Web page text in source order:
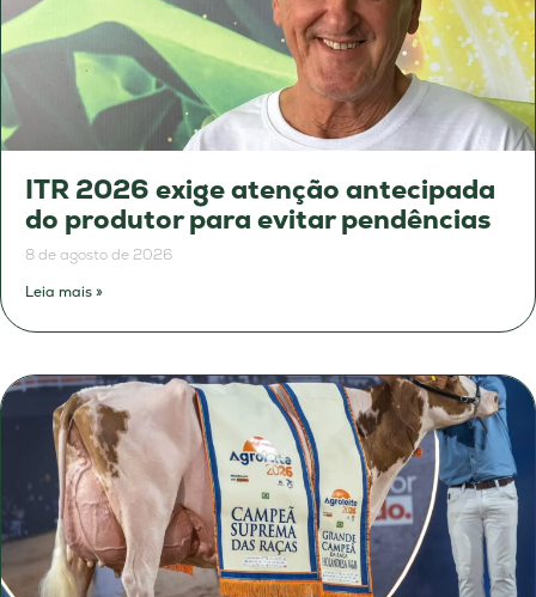
ITR 2026 exige atenção antecipada
do produtor para evitar pendências
8 de agosto de 2026
Leia mais »